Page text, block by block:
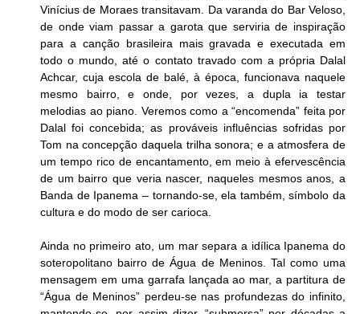
Vinícius de Moraes transitavam. Da varanda do Bar Veloso,
de onde viam passar a garota que serviria de inspiração
para a canção brasileira mais gravada e executada em
todo o mundo, até o contato travado com a própria Dalal
Achcar, cuja escola de balé, à época, funcionava naquele
mesmo bairro, e onde, por vezes, a dupla ia testar
melodias ao piano. Veremos como a “encomenda” feita por
Dalal foi concebida; as prováveis influências sofridas por
Tom na concepção daquela trilha sonora; e a atmosfera de
um tempo rico de encantamento, em meio à efervescência
de um bairro que veria nascer, naqueles mesmos anos, a
Banda de Ipanema – tornando-se, ela também, símbolo da
cultura e do modo de ser carioca.
Ainda no primeiro ato, um mar separa a idílica Ipanema do
soteropolitano bairro de Água de Meninos. Tal como uma
mensagem em uma garrafa lançada ao mar, a partitura de
“Água de Meninos” perdeu-se nas profundezas do infinito,